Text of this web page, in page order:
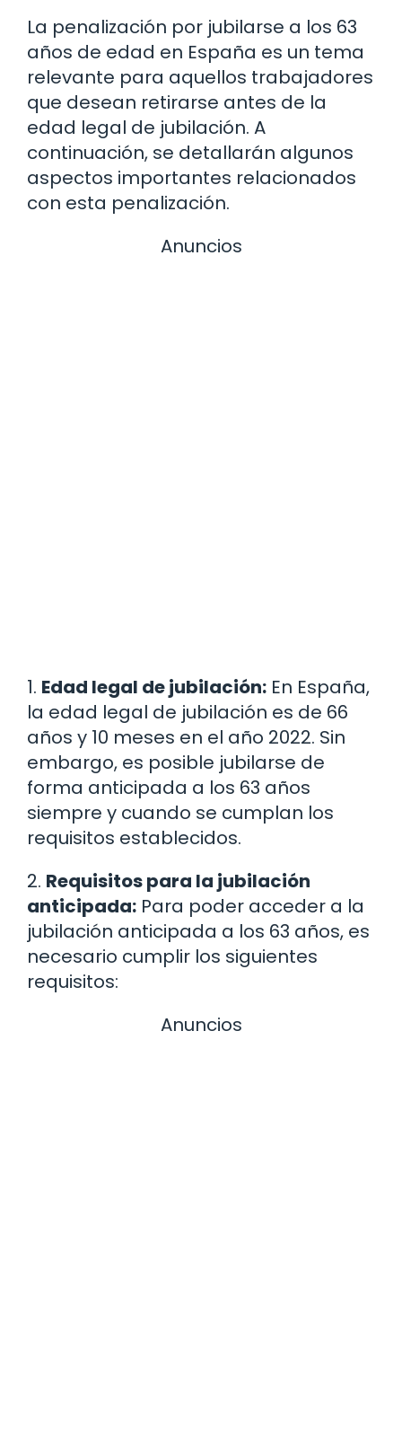
La penalización por jubilarse a los 63
años de edad en España es un tema
relevante para aquellos trabajadores
que desean retirarse antes de la
edad legal de jubilación. A
continuación, se detallarán algunos
aspectos importantes relacionados
con esta penalización.
Anuncios
1. Edad legal de jubilación: En España,
la edad legal de jubilación es de 66
años y 10 meses en el año 2022. Sin
embargo, es posible jubilarse de
forma anticipada a los 63 años
siempre y cuando se cumplan los
requisitos establecidos.
2. Requisitos para la jubilación
anticipada: Para poder acceder a la
jubilación anticipada a los 63 años, es
necesario cumplir los siguientes
requisitos:
Anuncios